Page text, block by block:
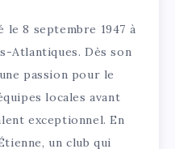
le 8 septembre 1947 à
Atlantiques. Dès son
passion pour le
locales avant
exceptionnel. En
un club qui